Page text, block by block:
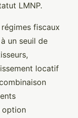
LMNP.
fiscaux
un seuil de
locatif
option